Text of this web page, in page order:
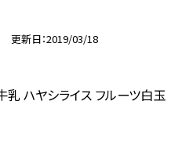
更新日 2019/03/18
乳 ハヤシライス フルーツ白玉